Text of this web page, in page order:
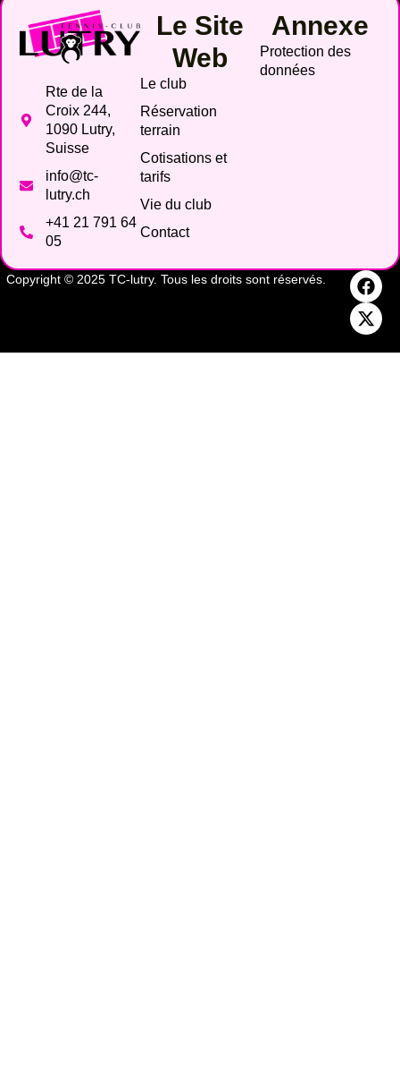
Rte de la
Croix 244,
1090 Lutry,
Suisse
info@tc-
lutry.ch
+41 21 791 64
05
Le Site
Web
Le club
Réservation
terrain
Cotisations et
tarifs
Vie du club
Contact
Annexe
Protection des
données
Copyright © 2025 TC-lutry. Tous les droits sont réservés.